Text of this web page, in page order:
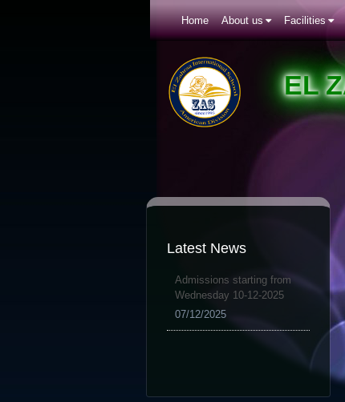
Home About us Facilities
EL
Latest News
Admissions starting from
Wednesday 10-12-2025
07/12/2025